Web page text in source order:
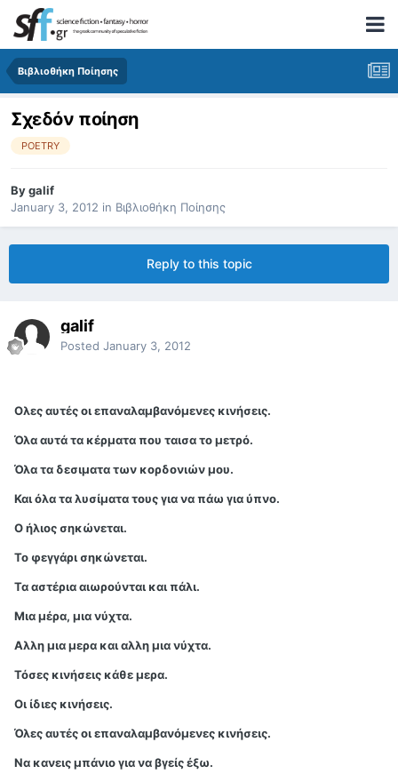
Βιβλιοθήκη Ποίησης
Σχεδόν ποίηση
POETRY
Bygalif
January 3, 2012 in Βιβλιοθήκη Ποίησης
Reply to this topic
galif
Posted January 3, 2012
Ολες αυτές οι επαναλαμβανόμενες κινήσεις.
Όλα αυτά τα κέρματα που ταισα το μετρό.
Όλα τα δεσιματα των κορδονιών μου.
Και όλα τα λυσίματα τους για να πάω για ύπνο.
Ο ήλιος σηκώνεται.
Το φεγγάρι σηκώνεται.
Τα αστέρια αιωρούνται και πάλι.
Μια μέρα, μια νύχτα.
Αλλη μια μερα και αλλη μια νύχτα.
Τόσες κινήσεις κάθε μερα.
Οι ίδιες κινήσεις.
Όλες αυτές οι επαναλαμβανόμενες κινήσεις.
Να κανεις μπάνιο για να βγείς έξω.